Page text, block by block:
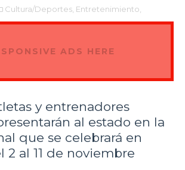
Cultura/Deportes, Entretenimiento,
ADS HERE
y entrenadores
al estado en la
que se celebrará en
2 al 11 de noviembre